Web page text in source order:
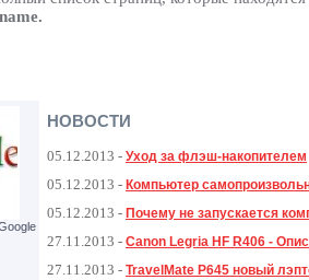
НОВОСТИ
05.12.2013 - Уход за флэш-накопителем
05.12.2013 - Компьютер
05.12.2013 - Почему не запускается
27.11.2013 - Canon Legria HF R406 -
27.11.2013 - TravelMate P645 новый